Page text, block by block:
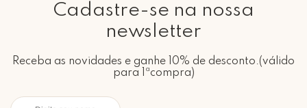
Cadastre-se na nossa
newsletter
Receba as novidades e ganhe 10% de desconto.(válido
para 1ªcompra)